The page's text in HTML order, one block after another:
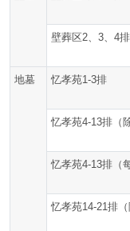
壁葬区2、3、4排
地墓 忆孝苑1-3排
忆孝苑4-13排（
忆孝苑4-13排（
忆孝苑14-21排（